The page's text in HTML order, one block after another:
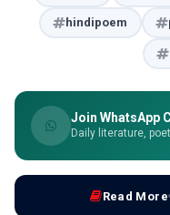
hindipoem
Join WhatsApp
Daily literature,
Read More